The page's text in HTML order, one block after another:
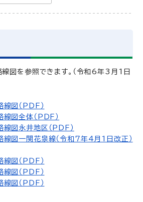
図を参照できます。（令和6年3月1日
線図（PDF）
線図全体（PDF）
線図永井地区（PDF）
線図一関花泉線（令和7年4月1日改正）
線図（PDF）
線図（PDF）
線図（PDF）